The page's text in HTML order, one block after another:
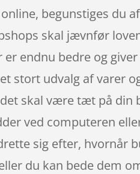
begunstiges du
skal jævnfør
er endnu bedre og
stort udvalg af varer
skal være tæt på din
ved computeren
sig efter, hvornår
du kan bede dem